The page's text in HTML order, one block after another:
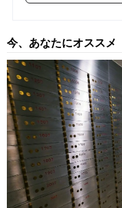
【第354回】 いまさら、
【第353回】 「真面目に
元公務員夫婦、〈退職金
えた”ワケ【FPが警鐘】
【第352回】 「やりやが
た“衝撃の封書”…年金
らせた、年下妻からの容
今、あなたにオススメ